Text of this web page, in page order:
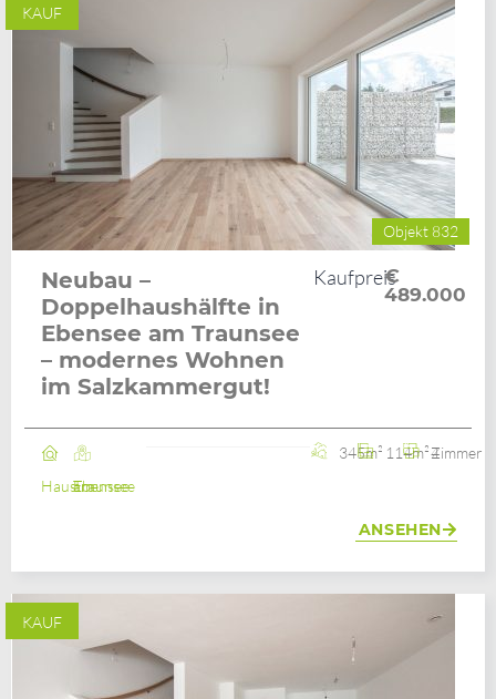
KAUF
Objekt 832
Neubau –
Doppelhaushälfte in
Ebensee am Traunsee
– modernes Wohnen
im Salzkammergut!
Kaufpreis
€
489.000
HausEbensee am Traunsee
345m² 114m²4 Zimmer
ANSEHEN
KAUF